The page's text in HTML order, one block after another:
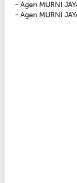
- Agen MURNI
- Agen MURNI